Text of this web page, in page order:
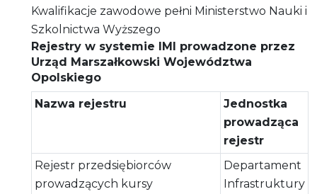
Kwalifikacje zawodowe pełni Ministerstwo Nauki i
Szkolnictwa Wyższego
Rejestry w systemie IMI prowadzone przez
Urząd Marszałkowski Województwa
Opolskiego
Nazwa rejestru
Jednostka
prowadząca
rejestr
Rejestr przedsiębiorców
prowadzących kursy
Departament
Infrastruktury